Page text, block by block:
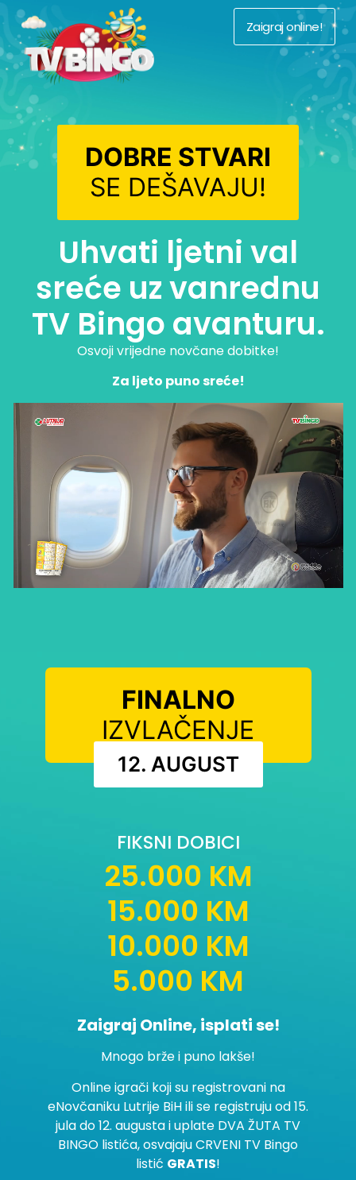
Zaigraj online!
DOBRE STVARI
SE DEŠAVAJU!
Uhvati ljetni val
sreće uz vanrednu
TV Bingo avanturu.
Osvoji vrijedne novčane dobitke!
Za ljeto puno sreće!
FINALNO
IZVLAČENJE
12. AUGUST
FIKSNI DOBICI
25.000 KM
15.000 KM
10.000 KM
5.000 KM
Zaigraj Online, isplati se!
Mnogo brže i puno lakše!
Online igrači koji su registrovani na
eNovčaniku Lutrije BiH ili se registruju od 15.
jula do 12. augusta i uplate DVA ŽUTA TV
BINGO listića, osvajaju CRVENI TV Bingo
listić GRATIS!